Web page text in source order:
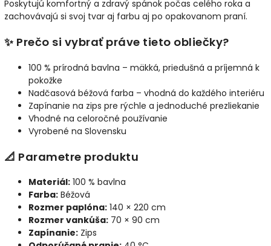
Poskytujú komfortný a zdravý spánok počas celého roka a
zachovávajú si svoj tvar aj farbu aj po opakovanom praní.
✨ Prečo si vybrať práve tieto obliečky?
100 % prírodná bavlna – mäkká, priedušná a príjemná k
pokožke
Nadčasová béžová farba – vhodná do každého interiéru
Zapínanie na zips pre rýchle a jednoduché prezliekanie
Vhodné na celoročné používanie
Vyrobené na Slovensku
📐 Parametre produktu
Materiál: 100 % bavlna
Farba: Béžová
Rozmer paplóna: 140 × 220 cm
Rozmer vankúša: 70 × 90 cm
Zapínanie: Zips